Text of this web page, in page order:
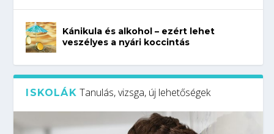
Kánikula és alkohol – ezért lehet
veszélyes a nyári koccintás
ISKOLÁK Tanulás, vizsga, új lehetőségek